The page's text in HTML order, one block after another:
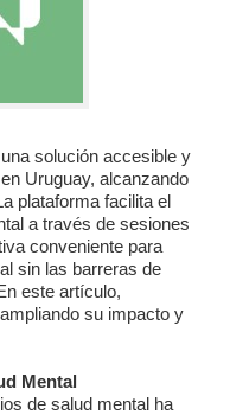
solución accesible y
Uruguay, alcanzando
plataforma facilita el
a través de sesiones
conveniente para
sin las barreras de
este artículo,
su impacto y
Mental
de salud mental ha